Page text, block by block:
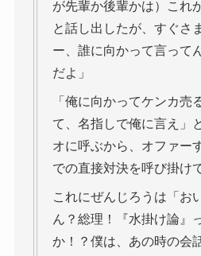
が先輩か後輩かは）これ
と話し出したが、すぐさ
ー、誰に向かって言って
だよ」
「俺に向かってケンカ売
て、名指しで俺に言え」
オに呼ぶから、オファー
での直接対決を呼び掛け
これにぜんじろうは「お
ん？総理！『水掛け論』
か！？僕は、あの時の会